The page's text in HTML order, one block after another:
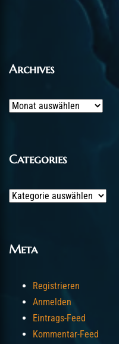
Archives
Archives
Categories
Categories
Meta
Registrieren
Anmelden
Eintrags-Feed
Kommentar-Feed